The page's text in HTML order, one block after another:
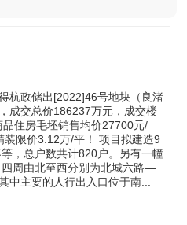
杭政储出[2022]46号地块（良渚
成交总价186237万元，成交楼
住房毛坯销售均价27700元/
限价3.12万/平！ 项目拟建造9
，总户数共计820户。另有一幢
周由北至西分别为北城六路—
主要的人行出入口位于南...